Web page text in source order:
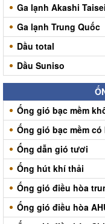
Ga lạnh Akashi Taisei
Ga lạnh Trung Quốc
Dầu total
Dầu Suniso
Ống gió bạc mềm
Ống gió bạc mềm có
Ống dẫn gió tươi
Ống hút khí thải
Ống gió điều hòa
Ống gió điều hòa